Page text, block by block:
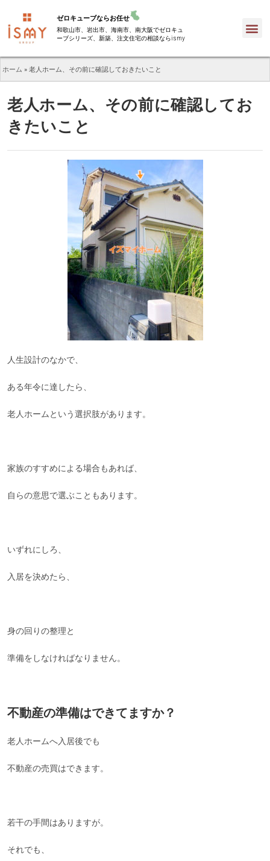
ゼロキューブならお任せ
和歌山市、岩出市、海南市、南大阪でゼロキュ
ーブシリーズ、新築、注文住宅の相談ならismy
ホーム » 老人ホーム、その前に確認しておきたいこと
老人ホーム、その前に確認してお
きたいこと
人生設計のなかで、
ある年令に達したら、
老人ホームという選択肢があります。
家族のすすめによる場合もあれば、
自らの意思で選ぶこともあります。
いずれにしろ、
入居を決めたら、
身の回りの整理と
準備をしなければなりません。
不動産の準備はできてますか？
老人ホームへ入居後でも
不動産の売買はできます。
若干の手間はありますが。
それでも、